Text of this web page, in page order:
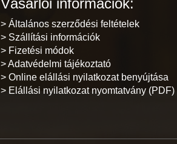
> Általános szerződési feltételek
> Szállítási információk
> Fizetési módok
> Adatvédelmi tájékoztató
> Online elállási nyilatkozat benyújtása
> Elállási nyilatkozat nyomtatvány (PDF)